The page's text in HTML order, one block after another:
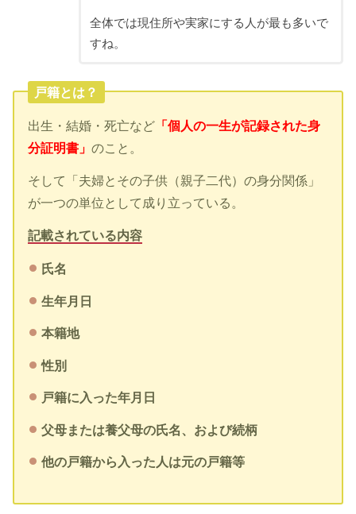
全体では現住所や実家にする人が最も多いで
すね。
戸籍とは？
出生・結婚・死亡など 「個人の一生が記録された身
分証明書」のこと。
そして「夫婦とその子供（親子二代）の身分関係」
が一つの単位として成り立っている。
記載されている内容
氏名
生年月日
本籍地
性別
戸籍に入った年月日
父母または養父母の氏名、および続柄
他の戸籍から入った人は元の戸籍等